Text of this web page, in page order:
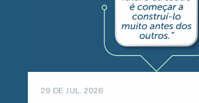
29 DE JUL. 2026